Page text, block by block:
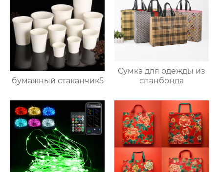
бумажный стаканчик5
Сумка для одежды из
спанбонда